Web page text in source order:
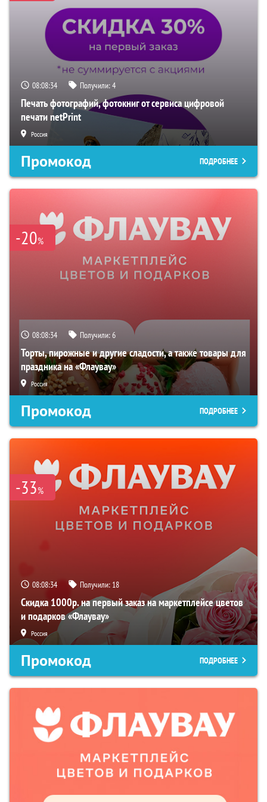
08:08:33 Получили:4
Печать фотографий, фотокниг от сервиса цифровой
печати netPrint
Россия
Промокод ПОДРОБНЕЕ
-20%
08:08:33 Получили:6
Торты, пирожные и другие сладости, а также товары для
праздника на «Флаувау»
Россия
Промокод ПОДРОБНЕЕ
-33%
08:08:33 Получили: 18
Скидка 1000р. на первый заказ на маркетплейсе цветов
и подарков «Флаувау»
Россия
Промокод ПОДРОБНЕЕ